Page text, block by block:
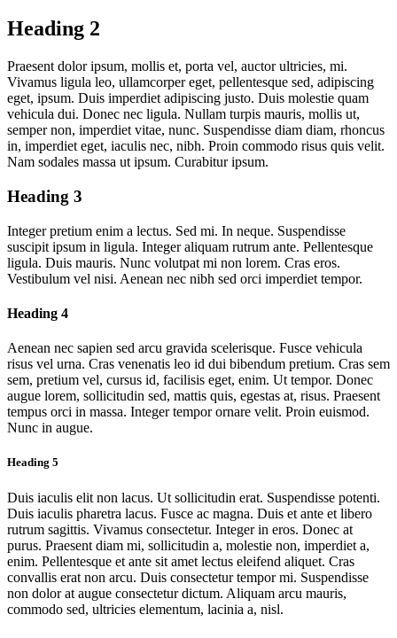
Heading 2
Praesent dolor ipsum, mollis et, porta vel, auctor ultricies, mi.
Vivamus ligula leo, ullamcorper eget, pellentesque sed, adipiscing
eget, ipsum. Duis imperdiet adipiscing justo. Duis molestie quam
vehicula dui. Donec nec ligula. Nullam turpis mauris, mollis ut,
semper non, imperdiet vitae, nunc. Suspendisse diam diam, rhoncus
in, imperdiet eget, iaculis nec, nibh. Proin commodo risus quis velit.
Nam sodales massa ut ipsum. Curabitur ipsum.
Heading 3
Integer pretium enim a lectus. Sed mi. In neque. Suspendisse
suscipit ipsum in ligula. Integer aliquam rutrum ante. Pellentesque
ligula. Duis mauris. Nunc volutpat mi non lorem. Cras eros.
Vestibulum vel nisi. Aenean nec nibh sed orci imperdiet tempor.
Heading 4
Aenean nec sapien sed arcu gravida scelerisque. Fusce vehicula
risus vel urna. Cras venenatis leo id dui bibendum pretium. Cras sem
sem, pretium vel, cursus id, facilisis eget, enim. Ut tempor. Donec
augue lorem, sollicitudin sed, mattis quis, egestas at, risus. Praesent
tempus orci in massa. Integer tempor ornare velit. Proin euismod.
Nunc in augue.
Heading 5
Duis iaculis elit non lacus. Ut sollicitudin erat. Suspendisse potenti.
Duis iaculis pharetra lacus. Fusce ac magna. Duis et ante et libero
rutrum sagittis. Vivamus consectetur. Integer in eros. Donec at
purus. Praesent diam mi, sollicitudin a, molestie non, imperdiet a,
enim. Pellentesque et ante sit amet lectus eleifend aliquet. Cras
convallis erat non arcu. Duis consectetur tempor mi. Suspendisse
non dolor at augue consectetur dictum. Aliquam arcu mauris,
commodo sed, ultricies elementum, lacinia a, nisl.